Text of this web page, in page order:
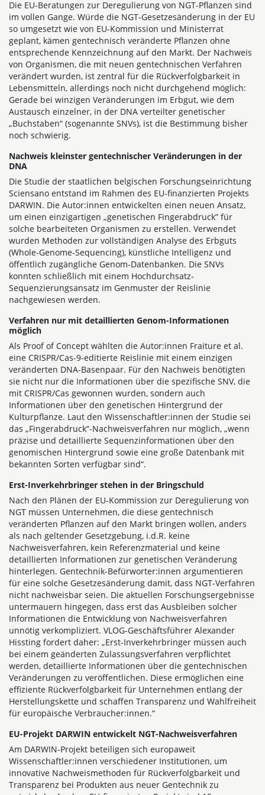
Die EU-Beratungen zur Deregulierung von NGT-Pflanzen sind
im vollen Gange. Würde die NGT-Gesetzesänderung in der EU
so umgesetzt wie von EU-Kommission und Ministerrat
geplant, kämen gentechnisch veränderte Pflanzen ohne
entsprechende Kennzeichnung auf den Markt. Der Nachweis
von Organismen, die mit neuen gentechnischen Verfahren
verändert wurden, ist zentral für die Rückverfolgbarkeit in
Lebensmitteln, allerdings noch nicht durchgehend möglich:
Gerade bei winzigen Veränderungen im Erbgut, wie dem
Austausch einzelner, in der DNA verteilter genetischer
„Buchstaben“ (sogenannte SNVs), ist die Bestimmung bisher
noch schwierig.
Nachweis kleinster gentechnischer Veränderungen in der
DNA
Die Studie der staatlichen belgischen Forschungseinrichtung
Sciensano entstand im Rahmen des EU-finanzierten Projekts
DARWIN. Die Autor:innen entwickelten einen neuen Ansatz,
um einen einzigartigen „genetischen Fingerabdruck” für
solche bearbeiteten Organismen zu erstellen. Verwendet
wurden Methoden zur vollständigen Analyse des Erbguts
(Whole-Genome-Sequencing), künstliche Intelligenz und
öffentlich zugängliche Genom-Datenbanken. Die SNVs
konnten schließlich mit einem Hochdurchsatz-
Sequenzierungsansatz im Genmuster der Reislinie
nachgewiesen werden.
Verfahren nur mit detaillierten Genom-Informationen
möglich
Als Proof of Concept wählten die Autor:innen Fraiture et al.
eine CRISPR/Cas-9-editierte Reislinie mit einem einzigen
veränderten DNA-Basenpaar. Für den Nachweis benötigten
sie nicht nur die Informationen über die spezifische SNV, die
mit CRISPR/Cas gewonnen wurden, sondern auch
Informationen über den genetischen Hintergrund der
Kulturpflanze. Laut den Wissenschaftler:innen der Studie sei
das „Fingerabdruck“-Nachweisverfahren nur möglich, „wenn
präzise und detaillierte Sequenzinformationen über den
genomischen Hintergrund sowie eine große Datenbank mit
bekannten Sorten verfügbar sind“.
Erst-Inverkehrbringer stehen in der Bringschuld
Nach den Plänen der EU-Kommission zur Deregulierung von
NGT müssen Unternehmen, die diese gentechnisch
veränderten Pflanzen auf den Markt bringen wollen, anders
als nach geltender Gesetzgebung, i.d.R. keine
Nachweisverfahren, kein Referenzmaterial und keine
detaillierten Informationen zur genetischen Veränderung
hinterlegen. Gentechnik-Befürworter:innen argumentieren
für eine solche Gesetzesänderung damit, dass NGT-Verfahren
nicht nachweisbar seien. Die aktuellen Forschungsergebnisse
untermauern hingegen, dass erst das Ausbleiben solcher
Informationen die Entwicklung von Nachweisverfahren
unnötig verkompliziert. VLOG-Geschäftsführer Alexander
Hissting fordert daher: „Erst-Inverkehrbringer müssen auch
bei einem geänderten Zulassungsverfahren verpflichtet
werden, detaillierte Informationen über die gentechnischen
Veränderungen zu veröffentlichen. Diese ermöglichen eine
effiziente Rückverfolgbarkeit für Unternehmen entlang der
Herstellungskette und schaffen Transparenz und Wahlfreiheit
für europäische Verbraucher:innen.“
EU-Projekt DARWIN entwickelt NGT-Nachweisverfahren
Am DARWIN-Projekt beteiligen sich europaweit
Wissenschaftler:innen verschiedener Institutionen, um
innovative Nachweismethoden für Rückverfolgbarkeit und
Transparenz bei Produkten aus neuer Gentechnik zu